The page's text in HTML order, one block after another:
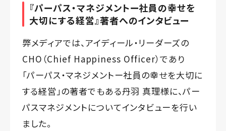
『パーパス・マネジメントー社員の幸せを
大切にする経営』著者へのインタビュー
弊メディアでは、アイディール・リーダーズの
CHO（Chief Happiness Officer）であり
「パーパス・マネジメントー社員の幸せを大切に
する経営 」の著者でもある丹羽 真理様に、パー
パスマネジメントについてインタビューを行い
ました。